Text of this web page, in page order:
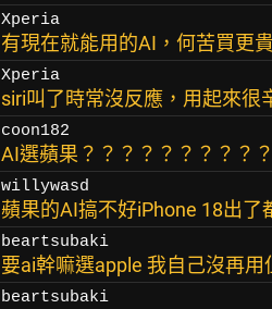
Xperia
有現在就能用的AI，何苦買更
Xperia
siri叫了時常沒反應，用起來很
coon182
AI選蘋果？？？？？？？？？
willywasd
蘋果的AI搞不好iPhone 18出了
beartsubaki
要ai幹嘛選apple 我自己沒再
beartsubaki